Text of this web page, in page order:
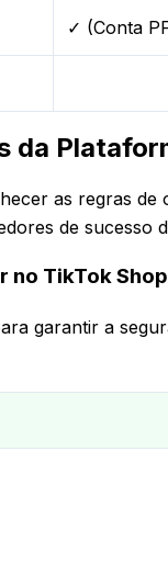
✓ (Conta
da
as regras
de sucesso
no TikTok
garantir a